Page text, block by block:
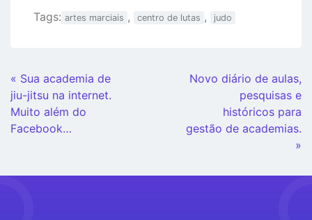
Tags: artes marciais , centro de lutas , judo
Continue
Lendo
« Sua academia de
jiu-jitsu na internet.
Muito além do
Facebook…
Novo diário de aulas,
pesquisas e
históricos para
gestão de academias.
»